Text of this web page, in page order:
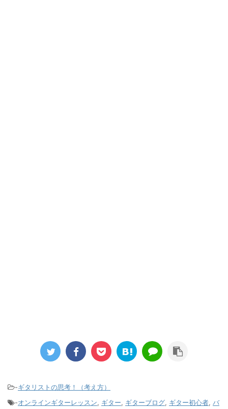
-ギタリストの思考！（考え方）
-オンラインギターレッスン, ギター, ギターブログ, ギター初心者, バ